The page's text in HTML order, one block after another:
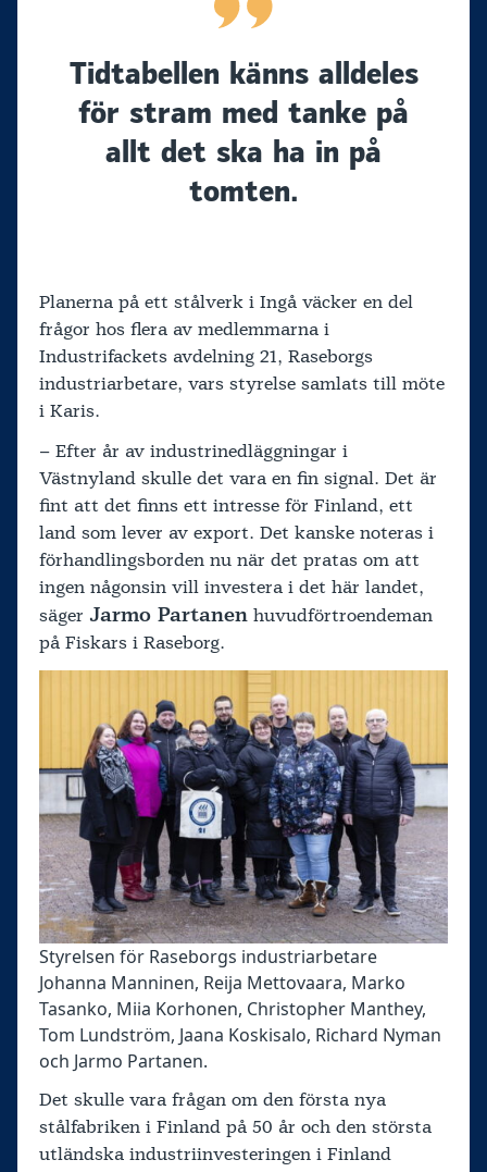
Tidtabellen känns alldeles
för stram med tanke på
allt det ska ha in på
tomten.
Planerna på ett stålverk i Ingå väcker en del
frågor hos flera av medlemmarna i
Industrifackets avdelning 21, Raseborgs
industriarbetare, vars styrelse samlats till möte
i Karis.
– Efter år av industrinedläggningar i
Västnyland skulle det vara en fin signal. Det är
fint att det finns ett intresse för Finland, ett
land som lever av export. Det kanske noteras i
förhandlingsborden nu när det pratas om att
ingen någonsin vill investera i det här landet,
säger Jarmo Partanen huvudförtroendeman
på Fiskars i Raseborg.
Styrelsen för Raseborgs industriarbetare
Johanna Manninen, Reija Mettovaara, Marko
Tasanko, Miia Korhonen, Christopher Manthey,
Tom Lundström, Jaana Koskisalo, Richard Nyman
och Jarmo Partanen.
Det skulle vara frågan om den första nya
stålfabriken i Finland på 50 år och den största
utländska industriinvesteringen i Finland